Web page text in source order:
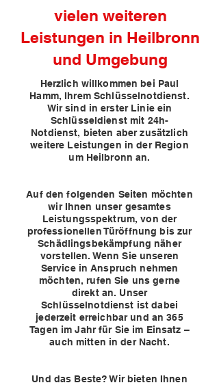
vielen weiteren
Leistungen in Heilbronn
und Umgebung
Herzlich willkommen bei Paul
Hamm, Ihrem Schlüsselnotdienst.
Wir sind in erster Linie ein
Schlüsseldienst mit 24h-
Notdienst, bieten aber zusätzlich
weitere Leistungen in der Region
um Heilbronn an.
Auf den folgenden Seiten möchten
wir Ihnen unser gesamtes
Leistungsspektrum, von der
professionellen Türöffnung bis zur
Schädlingsbekämpfung näher
vorstellen. Wenn Sie unseren
Service in Anspruch nehmen
möchten, rufen Sie uns gerne
direkt an. Unser
Schlüsselnotdienst ist dabei
jederzeit erreichbar und an 365
Tagen im Jahr für Sie im Einsatz –
auch mitten in der Nacht.
Und das Beste? Wir bieten Ihnen